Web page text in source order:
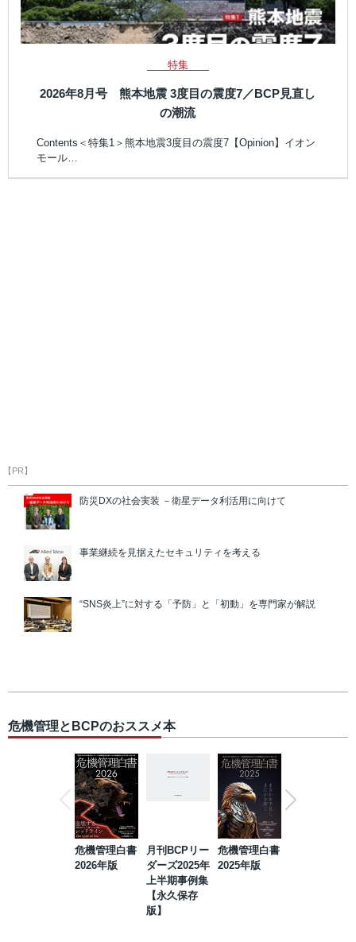
特集
2026年8月号 熊本地震 3度目の震度7／BCP見直し
の潮流
Contents＜特集1＞熊本地震3度目の震度7【Opinion】イオン
モール…
【PR】
防災DXの社会実装 －衛星データ利活用に向けて
事業継続を見据えたセキュリティを考える
“SNS炎上”に対する「予防」と「初動」を専門家が解説
危機管理とBCPのおススメ本
危機管理白書
2026年版
月刊BCPリー
ダーズ2025年
上半期事例集
【永久保存
版】
危機管理白書
2025年版